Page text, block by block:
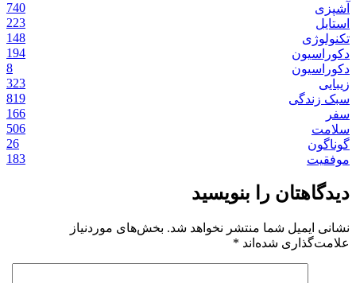
سبک زندگی
سلامت
زیبایی
زیبایی
زیبایی
زیبایی
آشپزی
740
استایل
223
تکنولوژی
148
دکوراسیون
194
دکوراسیون
8
زیبایی
323
سبک زندگی
819
سفر
166
سلامت
506
گوناگون
26
موفقیت
183
دیدگاهتان را بنویسید
نشانی ایمیل شما منتشر نخواهد شد. بخش‌های موردنیاز
علامت‌گذاری شده‌اند *